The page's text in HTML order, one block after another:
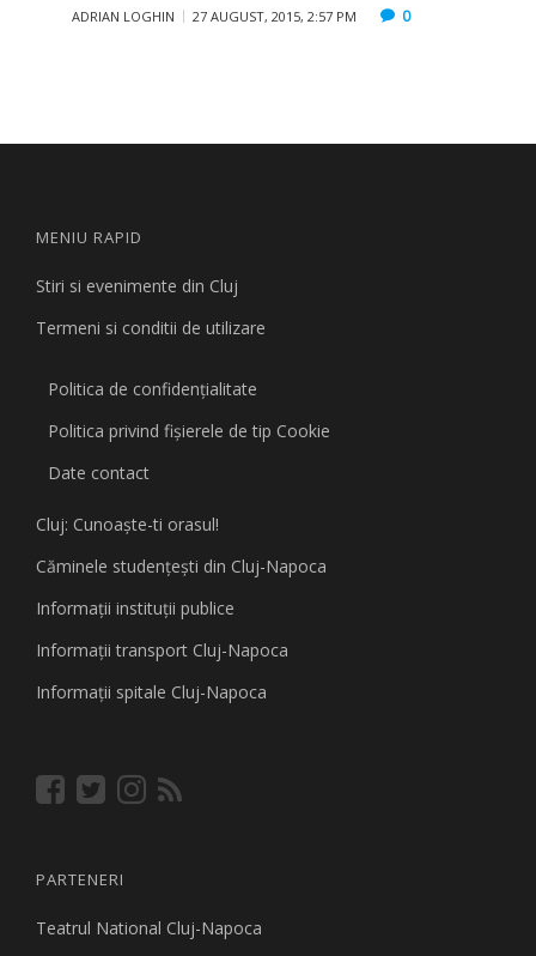
ADRIAN LOGHIN 27 AUGUST, 2015, 2:57 PM 0
MENIU RAPID
Stiri si evenimente din Cluj
Termeni si conditii de utilizare
Politica de confidențialitate
Politica privind fişierele de tip Cookie
Date contact
Cluj: Cunoaşte-ti orasul!
Căminele studenţeşti din Cluj-Napoca
Informaţii instituţii publice
Informaţii transport Cluj-Napoca
Informaţii spitale Cluj-Napoca
PARTENERI
Teatrul National Cluj-Napoca